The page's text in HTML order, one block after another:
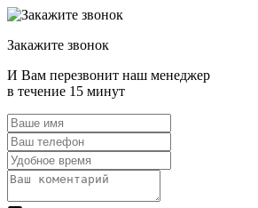
Закажите звонок
И Вам перезвонит наш менеджер
в течение 15 минут